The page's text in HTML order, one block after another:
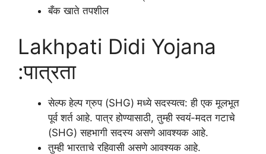
बँक खाते तपशील
Lakhpati Didi Yojana
:पात्रता
सेल्फ हेल्प ग्रुप (SHG) मध्ये सदस्यत्व: ही एक मूलभूत
पूर्व शर्त आहे. पात्र होण्यासाठी, तुम्ही स्वयं-मदत गटाचे
(SHG) सहभागी सदस्य असणे आवश्यक आहे.
तुम्ही भारताचे रहिवासी असणे आवश्यक आहे.